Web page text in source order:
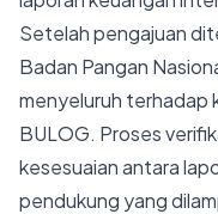
Setelah pengajuan
Badan Pangan
menyeluruh terhadap
BULOG. Proses
kesesuaian antara
pendukung yang